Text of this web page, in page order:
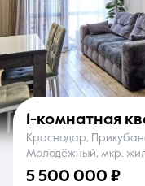
Недвижимость
О компании
1-комнатная
Краснодар,
Молодёжный, мкр.
5 500 000 ₽